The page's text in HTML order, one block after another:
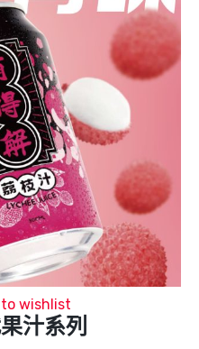
wishlist
汁系列